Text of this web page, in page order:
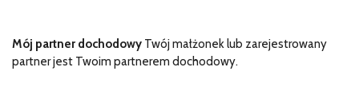
Mój partner dochodowy Twój małżonek lub zarejestrowany
partner jest Twoim partnerem dochodowy.